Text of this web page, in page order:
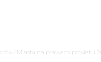
/ Miasta na prawach powiatu